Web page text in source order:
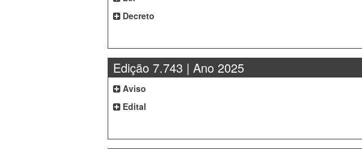
Decreto
Edição 7.743 | Ano 2025
Aviso
Edital